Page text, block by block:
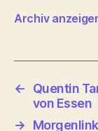
Archiv
←
Quentin
von Essen
→